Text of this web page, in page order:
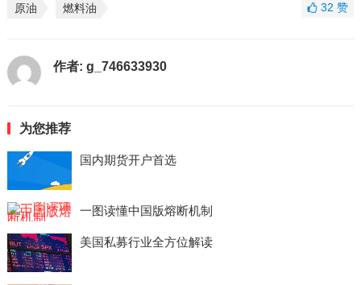
原油 燃料油 32赞
作者: g_746633930
为您推荐
国内期货开户首选
一图读懂中国版熔断机制
美国私募行业全方位解读